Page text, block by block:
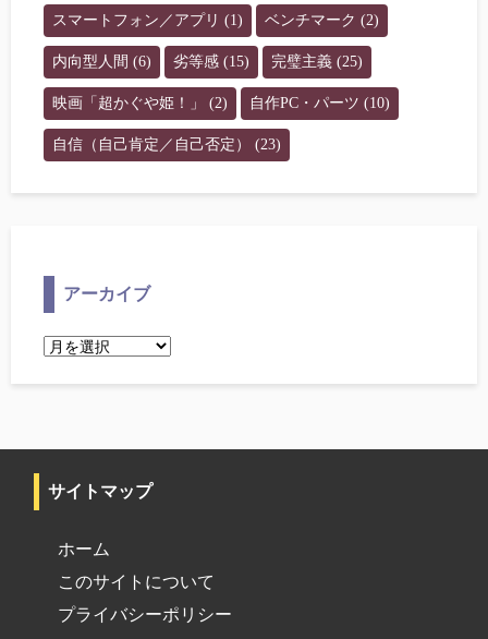
スマートフォン／アプリ (1) ベンチマーク (2)
内向型人間 (6) 劣等感 (15) 完璧主義 (25)
映画「超かぐや姫！」 (2) 自作PC・パーツ (10)
自信（自己肯定／自己否定） (23)
アーカイブ
ア
カ
サイトマップ
ホーム
このサイトについて
プライバシーポリシー